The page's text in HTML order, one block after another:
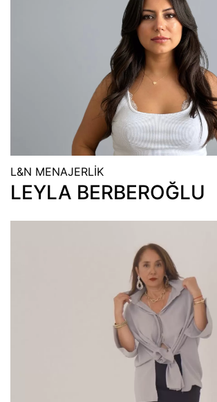
L&N MENAJERLİK
LEYLA BERBEROĞLU